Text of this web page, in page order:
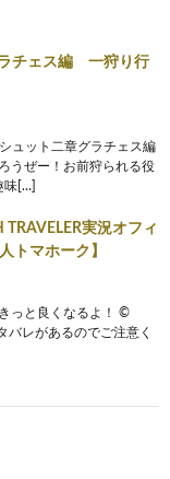
チェス編 一狩り行
ュット二章グラチェス編
うぜー！お前狩られる役
味[…]
TRAVELER実況オフィ
トマホーク】
っと良くなるよ！ ©
バレがあるのでご注意く